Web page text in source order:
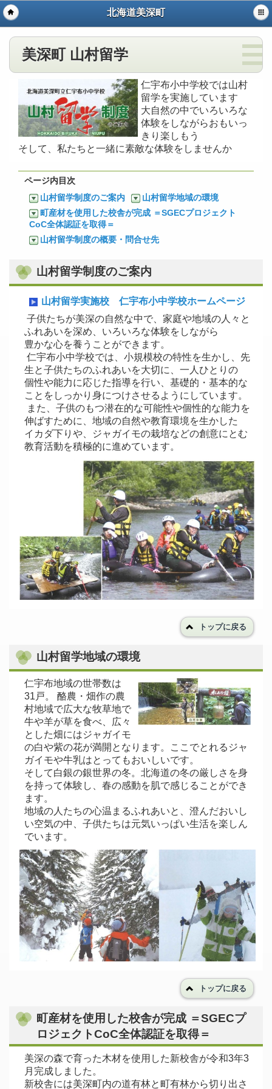
北海道美深町
美深町 山村留学
仁宇布小中学校では山村
留学を実施しています
大自然の中でいろいろな
体験をしながらおもいっ
きり楽しもう
そして、私たちと一緒に素敵な体験をしませんか
ページ内目次
山村留学制度のご案内
山村留学地域の環境
町産材を使用した校舎が完成 ＝SGECプロジェクト
CoC全体認証を取得＝
山村留学制度の概要・問合せ先
山村留学制度のご案内
山村留学実施校 仁宇布小中学校ホームページ
子供たちが美深の自然な中で、家庭や地域の人々と
ふれあいを深め、いろいろな体験をしながら
豊かな心を養うことができます。
仁宇布小中学校では、小規模校の特性を生かし、先
生と子供たちのふれあいを大切に、一人ひとりの
個性や能力に応じた指導を行い、基礎的・基本的な
ことをしっかり身につけさせるようにしています。
また、子供のもつ潜在的な可能性や個性的な能力を
伸ばすために、地域の自然や教育環境を生かした
イカダ下りや、ジャガイモの栽培などの創意にとむ
教育活動を積極的に進めています。
トップに戻る
山村留学地域の環境
仁宇布地域の世帯数は
31戸。 酪農・畑作の農
村地域で広大な牧草地で
牛や羊が草を食べ、広々
とした畑にはジャガイモ
の白や紫の花が満開となります。ここでとれるジャ
ガイモや牛乳はとってもおいしいです。
そして白銀の銀世界の冬。北海道の冬の厳しさを身
を持って体験し、春の感動を肌で感じることができ
ます。
地域の人たちの心温まるふれあいと、澄んだおいし
い空気の中、子供たちは元気いっぱい生活を楽しん
でいます。
トップに戻る
町産材を使用した校舎が完成 ＝SGECプ
ロジェクトCoC全体認証を取得＝
美深の森で育った木材を使用した新校舎が令和3年3
月完成しました。
新校舎には美深町内の道有林と町有林から切り出さ